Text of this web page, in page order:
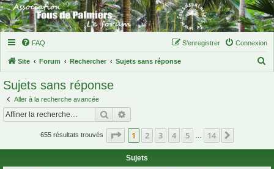
FAQ Connexion
S’enregistrer
Site Forum Rechercher Sujets sans réponse
c
Sujets sans réponse
Aller à la recherche avancée
Rechercher
655 résultats trouvés Page 1sur14
1 2 3 4 5 14
Sujets